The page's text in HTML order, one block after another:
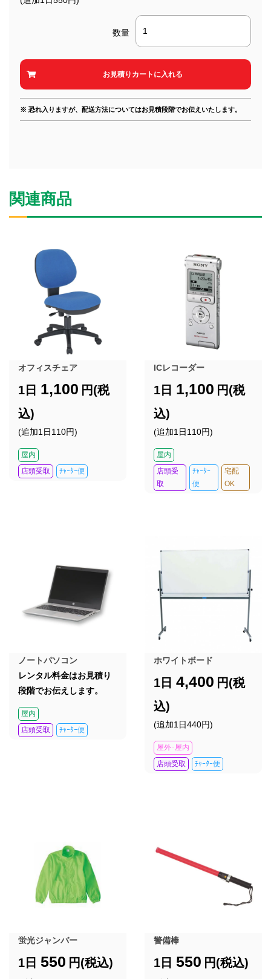
数量
※ 恐れ入りますが、配送方法についてはお見積段階でお伝えいたします。
関連商品
オフィスチェア
1日 1,100 円(税
込)
(追加1日110円)
屋内
店頭受取
ﾁｬｰﾀｰ便
ICレコーダー
1日 1,100 円(税
込)
(追加1日110円)
屋内
店頭受
取
ﾁｬｰﾀｰ
便
宅配
OK
ノートパソコン
レンタル料金はお見積り
段階でお伝えします。
屋内
店頭受取
ﾁｬｰﾀｰ便
ホワイトボード
1日 4,400 円(税
込)
(追加1日440円)
屋外･屋内
店頭受取
ﾁｬｰﾀｰ便
蛍光ジャンバー
1日 550 円(税込)
警備棒
1日 550 円(税込)